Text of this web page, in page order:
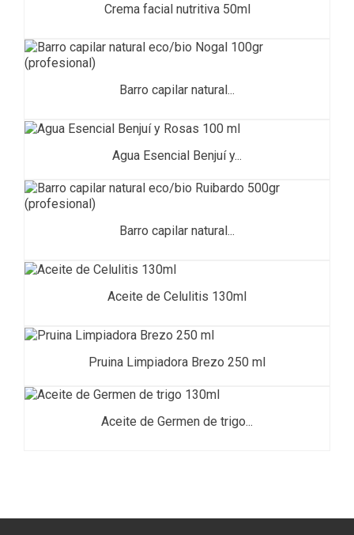
Crema facial nutritiva 50ml
Barro capilar natural...
Agua Esencial Benjuí y...
Barro capilar natural...
Aceite de Celulitis 130ml
Pruina Limpiadora Brezo 250 ml
Aceite de Germen de trigo...